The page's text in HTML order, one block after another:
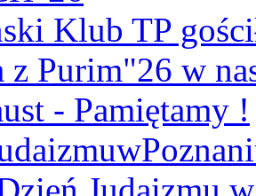
Klub TP
z Purim"26 w
- Pamiętamy !